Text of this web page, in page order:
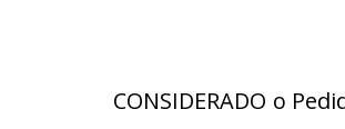
CONSIDERADO o